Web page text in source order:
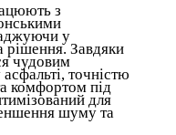
з
у
рішення. Завдяки
чудовим
точністю
комфортом під
для
шуму та